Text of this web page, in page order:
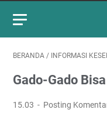
BERANDA / INFORMASI
Gado-Gado
15.03 Posting